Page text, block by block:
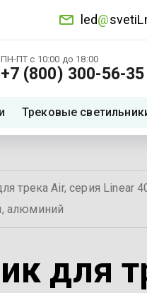
led@
ПН-ПТ с 10:00 до 18:00
+7 (800) 300-56-35
Трековые
трека Air, серия Linear
алюминий
для